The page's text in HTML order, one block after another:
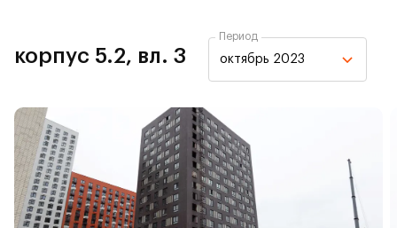
корпус 5.2, вл. 3
Период
октябрь 2023